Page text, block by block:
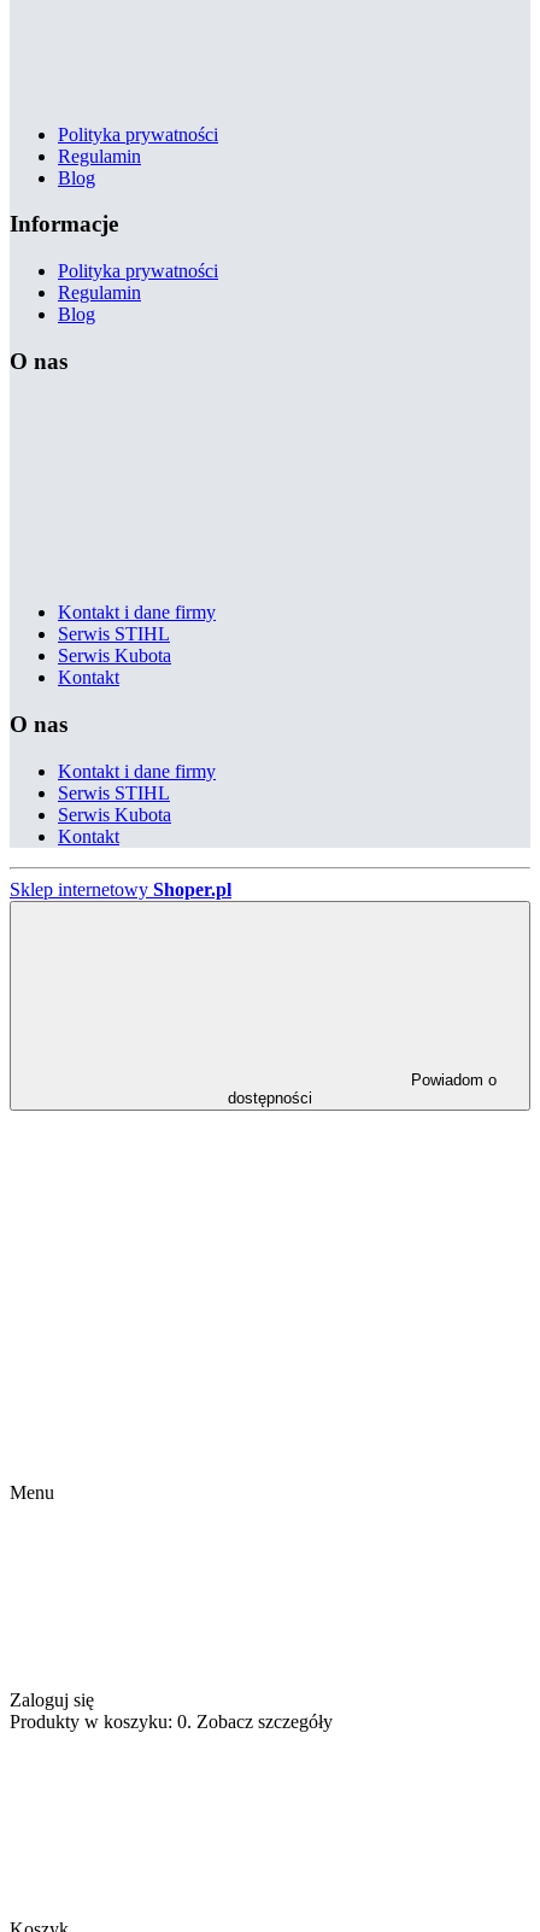
Polityka prywatności
Regulamin
Blog
Informacje
Polityka prywatności
Regulamin
Blog
O nas
Kontakt i dane firmy
Serwis STIHL
Serwis Kubota
Kontakt
O nas
Kontakt i dane firmy
Serwis STIHL
Serwis Kubota
Kontakt
Sklep internetowy Shoper.pl
dostępności
Menu
Zaloguj się
Produkty w koszyku: 0. Zobacz szczegóły